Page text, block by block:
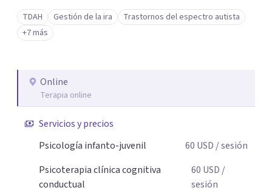
adaptadas a la edad de cada menor, dejando de lado las
etiquetas y los tecnicismos. Mi forma de trabajar se
centra en entender las emociones que hay detrás del
necesaria para superar sus retos y fortaleciendo la
comunicación entre ustedes. Acompaño a niños y
adolescentes que están lidiando con la ansiedad, la
timidez, la rebeldía o dificultades escolares, así como a
educar sin perder la paciencia ni el control. Si estás listo
para dar el primer paso hacia una convivencia familiar
más armoniosa, agenda tu sesión y empecemos a
TDAH Gestión de la ira
Trastornos del espectro autista
+7 más
Online
Terapia online
Servicios y precios
Psicología infanto-juvenil
60 USD / sesión
Psicoterapia clínica cognitiva
conductual
60 USD /
sesión